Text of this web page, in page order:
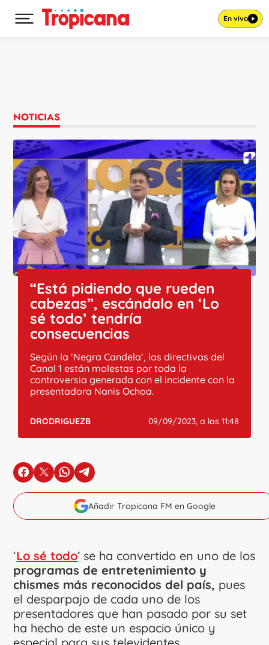
Desplegar menú principal En vivo
NOTICIAS
“Está pidiendo que rueden
cabezas”, escándalo en ‘Lo
sé todo’ tendría
consecuencias
Según la ‘Negra Candela’, las directivas del
Canal 1 están molestas por toda la
controversia generada con el incidente con la
presentadora Nanis Ochoa.
DRODRIGUEZB 09/09/2023, a las 11:48
en Facebook
en Xen Whatsapp
en Telegram
Añadir Tropicana FM en Google
‘Lo sé todo’ se ha convertido en uno de los
programas de entretenimiento y
chismes más reconocidos del país, pues
el desparpajo de cada uno de los
presentadores que han pasado por su set
ha hecho de este un espacio único y